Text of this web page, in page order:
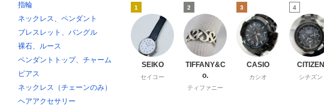
1
SEIKO
セイコー
2
TIFFANY&C
o.
ティファニー
3
CASIO
カシオ
4
CITIZEN
シチズン
指輪
ネックレス、ペンダント
ブレスレット、バングル
裸石、ルース
ペンダントトップ、チャーム
ピアス
ネックレス（チェーンのみ）
ヘアアクセサリー